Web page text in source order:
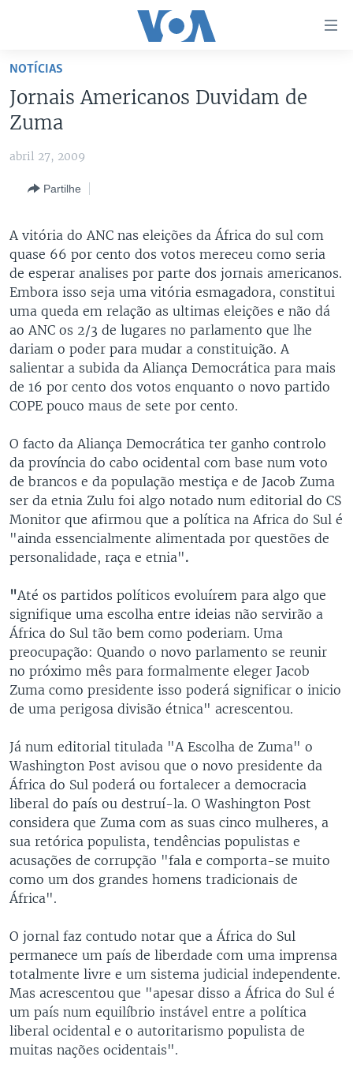
Acesso
para
artigo
Ir
para
Pesquisa
GUINÉ-BISSAU
BRASIL
DOSSIERS ESPECIAIS
DESPORTO
VÍDEOS
VOA 60 CLIMA
VOA60 MUNDO
PASSADEIRA VERMELHA
ÁUDIO
SIGA-NOS
Línguas
NOTÍCIAS
Jornais Americanos Duvidam de
Zuma
abril 27, 2009
Partilhe
A vitória do ANC nas eleições da África do sul com
quase 66 por cento dos votos mereceu como seria
de esperar analises por parte dos jornais americanos.
Embora isso seja uma vitória esmagadora, constitui
uma queda em relação as ultimas eleições e não dá
ao ANC os 2/3 de lugares no parlamento que lhe
dariam o poder para mudar a constituição. A
salientar a subida da Aliança Democrática para mais
de 16 por cento dos votos enquanto o novo partido
COPE pouco maus de sete por cento.
O facto da Aliança Democrática ter ganho controlo
da província do cabo ocidental com base num voto
de brancos e da população mestiça e de Jacob Zuma
ser da etnia Zulu foi algo notado num editorial do CS
Monitor que afirmou que a política na Africa do Sul é
"ainda essencialmente alimentada por questões de
personalidade, raça e etnia".
"Até os partidos políticos evoluírem para algo que
signifique uma escolha entre ideias não servirão a
África do Sul tão bem como poderiam. Uma
preocupação: Quando o novo parlamento se reunir
no próximo mês para formalmente eleger Jacob
Zuma como presidente isso poderá significar o inicio
de uma perigosa divisão étnica" acrescentou.
Já num editorial titulada "A Escolha de Zuma" o
Washington Post avisou que o novo presidente da
África do Sul poderá ou fortalecer a democracia
liberal do país ou destruí-la. O Washington Post
considera que Zuma com as suas cinco mulheres, a
sua retórica populista, tendências populistas e
acusações de corrupção "fala e comporta-se muito
como um dos grandes homens tradicionais de
África".
O jornal faz contudo notar que a África do Sul
permanece um país de liberdade com uma imprensa
totalmente livre e um sistema judicial independente.
Mas acrescentou que "apesar disso a África do Sul é
um país num equilíbrio instável entre a política
liberal ocidental e o autoritarismo populista de
muitas nações ocidentais".